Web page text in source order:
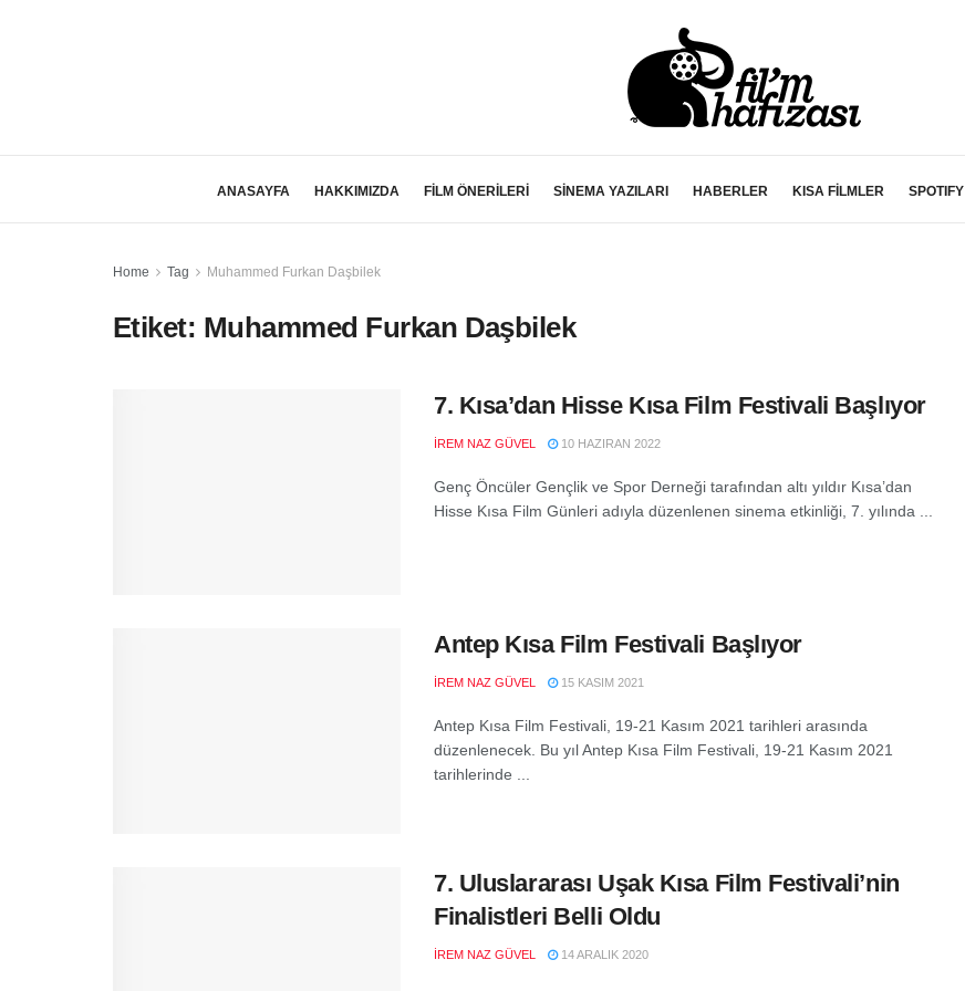
ANASAYFA HAKKIMIZDA FİLM ÖNERİLERİ SİNEMA YAZILARI HABERLER KISA FİLMLER SPOTIFY
Home Tag Muhammed Furkan Daşbilek
Etiket: Muhammed Furkan Daşbilek
7. Kısa’dan Hisse Kısa Film Festivali Başlıyor
İREM NAZ GÜVEL 10 HAZIRAN 2022
Genç Öncüler Gençlik ve Spor Derneği tarafından altı yıldır Kısa’dan
Hisse Kısa Film Günleri adıyla düzenlenen sinema etkinliği, 7. yılında ...
Antep Kısa Film Festivali Başlıyor
İREM NAZ GÜVEL 15 KASIM 2021
Antep Kısa Film Festivali, 19-21 Kasım 2021 tarihleri arasında
düzenlenecek. Bu yıl Antep Kısa Film Festivali, 19-21 Kasım 2021
tarihlerinde ...
7. Uluslararası Uşak Kısa Film Festivali’nin
Finalistleri Belli Oldu
İREM NAZ GÜVEL 14 ARALIK 2020